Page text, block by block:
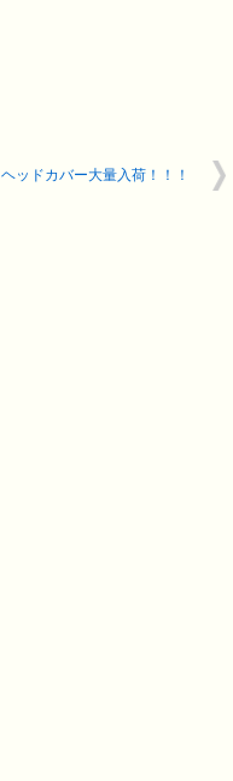
ヘッドカバー大量入荷！！！